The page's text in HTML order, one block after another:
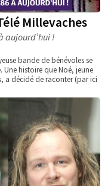
Millevaches
aujourd’hui !
bande de bénévoles se
histoire que Noé, jeune
a décidé de raconter (par ici